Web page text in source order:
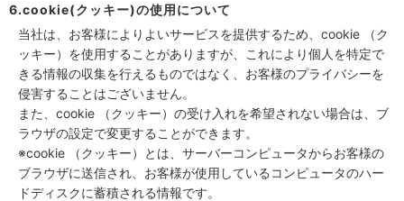
6.cookie(クッキー)の使用について
当社は、お客様によりよいサービスを提供するため、cookie （ク
ッキー）を使用することがありますが、これにより個人を特定で
きる情報の収集を行えるものではなく、お客様のプライバシーを
侵害することはございません。
また、cookie （クッキー）の受け入れを希望されない場合は、ブ
ラウザの設定で変更することができます。
※cookie （クッキー）とは、サーバーコンピュータからお客様の
ブラウザに送信され、お客様が使用しているコンピュータのハー
ドディスクに蓄積される情報です。